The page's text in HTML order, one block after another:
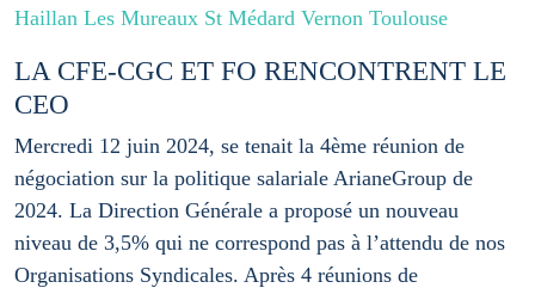
Haillan Les Mureaux St Médard Vernon Toulouse
LA CFE-CGC ET FO RENCONTRENT LE
CEO
Mercredi 12 juin 2024, se tenait la 4ème réunion de
négociation sur la politique salariale ArianeGroup de
2024. La Direction Générale a proposé un nouveau
niveau de 3,5% qui ne correspond pas à l’attendu de nos
Organisations Syndicales. Après 4 réunions de